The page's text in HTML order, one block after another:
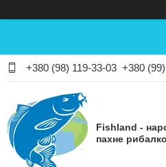
+380 (98) 119-33-03 +380
Fishland -
пахне